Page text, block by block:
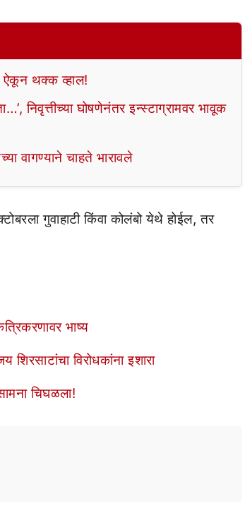
ऐकून थक्क व्हाल!
निवृत्तीच्या घोषणेनंतर इन्स्टाग्रामवर भावूक
वागण्याने चाहते भारावले
गुवाहाटी किंवा कोलंबो येथे होईल, तर
भाष्य
विरोधकांना इशारा
चिघळला!